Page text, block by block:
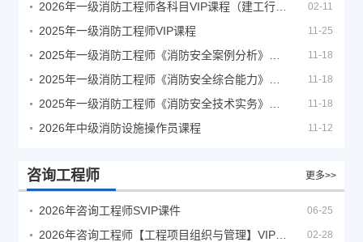
02-11
2025年一级消防工程师VIP课程 11-25
11-18
11-18
11-18
2026年中级消防设施操作员课程 11-12
咨询工程师 更多>>
2026年咨询工程师SVIP课件 06-25
02-28